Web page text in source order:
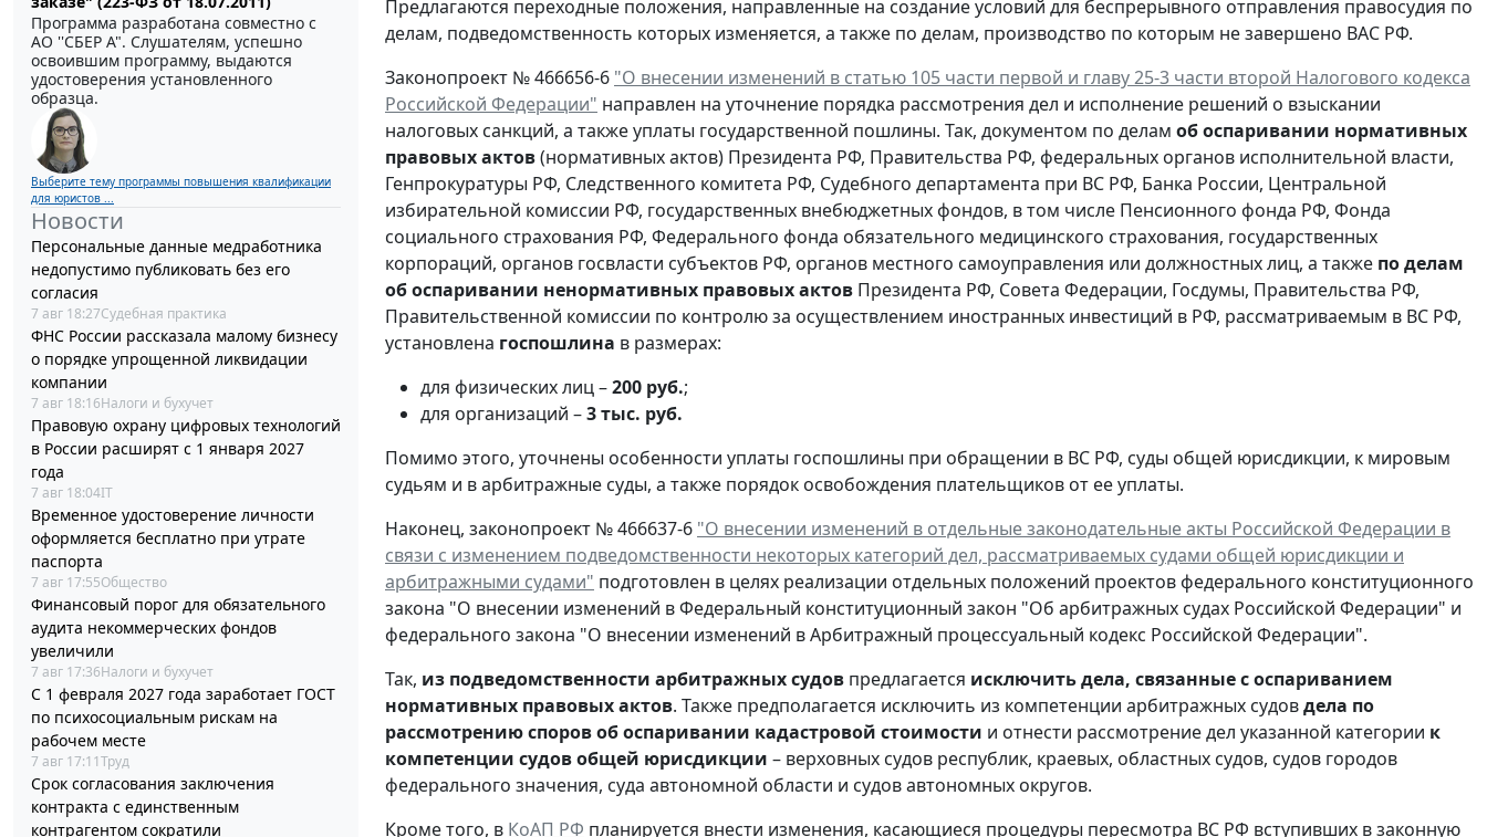
Программа разработана совместно с
АО ''СБЕР А". Слушателям, успешно
освоившим программу, выдаются
удостоверения установленного
образца.
Выберите тему программы повышения квалификации
для юристов ...
Новости
Персональные данные медработника
недопустимо публиковать без его
согласия
7 авг 18:27Судебная практика
ФНС России рассказала малому бизнесу
о порядке упрощенной ликвидации
компании
7 авг 18:16Налоги и бухучет
Правовую охрану цифровых технологий
в России расширят с 1 января 2027
года
7 авг 18:04IT
Временное удостоверение личности
оформляется бесплатно при утрате
паспорта
7 авг 17:55Общество
Финансовый порог для обязательного
аудита некоммерческих фондов
увеличили
7 авг 17:36Налоги и бухучет
С 1 февраля 2027 года заработает ГОСТ
по психосоциальным рискам на
рабочем месте
7 авг 17:11Труд
Срок согласования заключения
контракта с единственным
контрагентом сократили
Предлагаются переходные положения, направленные на создание условий для беспрерывного отправления правосудия по
делам, подведомственность которых изменяется, а также по делам, производство по которым не завершено ВАС РФ.
Законопроект № 466656-6 "О внесении изменений в статью 105 части первой и главу 25-3 части второй Налогового кодекса
Российской Федерации" направлен на уточнение порядка рассмотрения дел и исполнение решений о взыскании
налоговых санкций, а также уплаты государственной пошлины. Так, документом по делам об оспаривании нормативных
правовых актов(нормативных актов) Президента РФ, Правительства РФ, федеральных органов исполнительной власти,
Генпрокуратуры РФ, Следственного комитета РФ, Судебного департамента при ВС РФ, Банка России, Центральной
избирательной комиссии РФ, государственных внебюджетных фондов, в том числе Пенсионного фонда РФ, Фонда
социального страхования РФ, Федерального фонда обязательного медицинского страхования, государственных
корпораций, органов госвласти субъектов РФ, органов местного самоуправления или должностных лиц, а также по делам
об оспаривании ненормативных правовых актов Президента РФ, Совета Федерации, Госдумы, Правительства РФ,
Правительственной комиссии по контролю за осуществлением иностранных инвестиций в РФ, рассматриваемым в ВС РФ,
установлена госпошлина в размерах:
для физических лиц –200 руб.;
для организаций –3 тыс. руб.
Помимо этого, уточнены особенности уплаты госпошлины при обращении в ВС РФ, суды общей юрисдикции, к мировым
судьям и в арбитражные суды, а также порядок освобождения плательщиков от ее уплаты.
Наконец, законопроект № 466637-6 "О внесении изменений в отдельные законодательные акты Российской Федерации в
связи с изменением подведомственности некоторых категорий дел, рассматриваемых судами общей юрисдикции и
арбитражными судами" подготовлен в целях реализации отдельных положений проектов федерального конституционного
закона "О внесении изменений в Федеральный конституционный закон "Об арбитражных судах Российской Федерации" и
федерального закона "О внесении изменений в Арбитражный процессуальный кодекс Российской Федерации".
Так, из подведомственности арбитражных судов предлагается исключитьдела, связанные с оспариванием
нормативных правовых актов. Также предполагается исключить из компетенции арбитражных судовдела по
рассмотрению споров об оспаривании кадастровой стоимости и отнести рассмотрение дел указанной категории к
компетенции судов общей юрисдикции – верховных судов республик, краевых, областных судов, судов городов
федерального значения, суда автономной области и судов автономных округов.
Кроме того, в КоАП РФ планируется внести изменения, касающиеся процедуры пересмотра ВС РФ вступивших в законную